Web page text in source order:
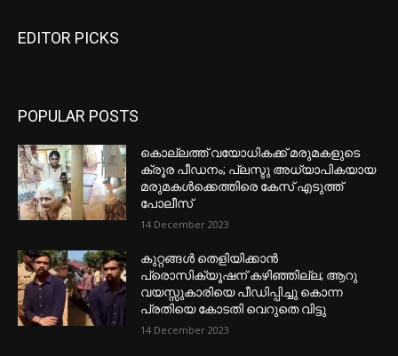
EDITOR PICKS
POPULAR POSTS
കൊല്ലത്ത് വയോധികക്ക് മരുമകളുടെ
ക്രൂര പീഡനം; പ്ലസ്ടു അധ്യാപികയായ
മരുമകൾക്കെത്തിരെ കേസ് എടുത്ത്
പോലീസ്
14 December 2023
കുറ്റങ്ങൾ തെളിയിക്കാൻ
പ്രൊസിക്യൂഷന് കഴിഞ്ഞില്ല; ആറു
വയസ്സുകാരിയെ പീഡിപ്പിച്ചു കൊന്ന
പ്രതിയെ കോടതി വെറുതെ വിട്ടു
14 December 2023